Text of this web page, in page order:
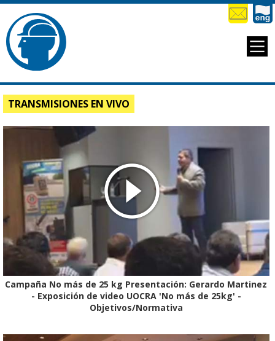
TRANSMISIONES EN VIVO
Campaña No más de 25 kg Presentación: Gerardo Martinez
- Exposición de video UOCRA 'No más de 25kg' -
Objetivos/Normativa